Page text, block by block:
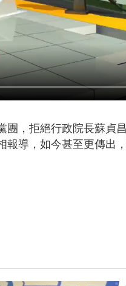
團，拒絕行政院長蘇貞
導，如今甚至更傳出